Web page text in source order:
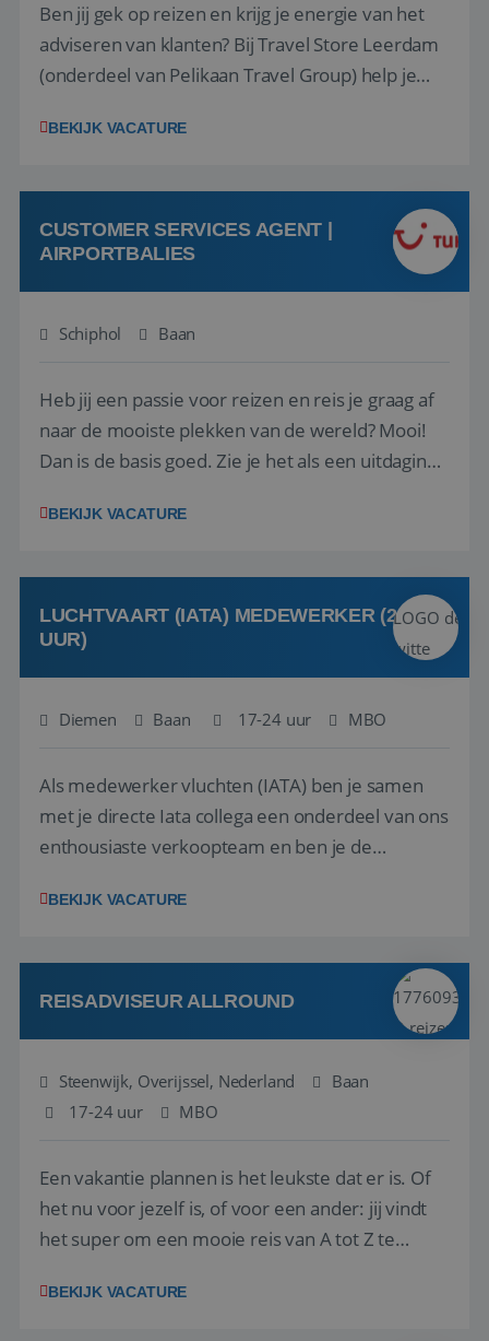
Ben jij gek op reizen en krijg je energie van het
adviseren van klanten? Bij Travel Store Leerdam
(onderdeel van Pelikaan Travel Group) help je
vinden. Samen maken we van elke reis een
hebt in de reisbranche of j...
BEKIJK VACATURE
CUSTOMER SERVICES AGENT |
AIRPORTBALIES
Schiphol Baan
Heb jij een passie voor reizen en reis je graag af
naar de mooiste plekken van de wereld? Mooi!
Dan is de basis goed. Zie je het als een uitdaging
het samenstellen en boeken van de perfecte
deze onderdelen zijn nu samen gevoegd...
BEKIJK VACATURE
LUCHTVAART (IATA) MEDEWERKER (24-32
UUR)
Diemen Baan 17-24 uur MBO
Als medewerker vluchten (IATA) ben je samen
met je directe Iata collega een onderdeel van ons
enthousiaste verkoopteam en ben je de
en tarieven waar je collega’s niet uitkomen.
kwaliteitsbewaking van alles wat met IATA te m...
BEKIJK VACATURE
REISADVISEUR ALLROUND
Steenwijk, Overijssel, Nederland
Baan
17-24 uur
MBO
Een vakantie plannen is het leukste dat er is. Of
het nu voor jezelf is, of voor een ander: jij vindt
het super om een mooie reis van A tot Z te
vakantiegangers de meest prachtige plekjes op
BEKIJK VACATURE